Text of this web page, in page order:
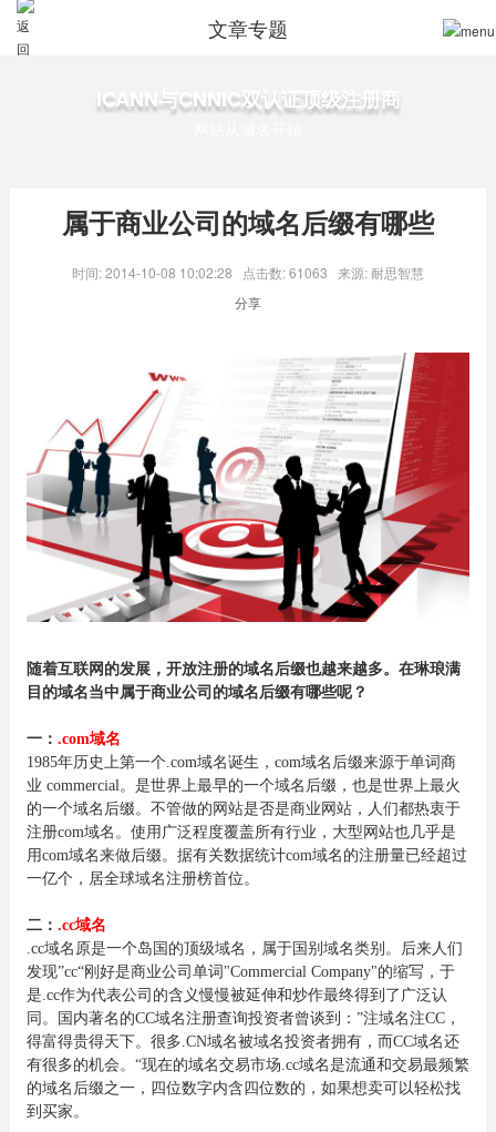
文章专题
ICANN与CNNIC双认证顶级注册商
属于商业公司的域名后缀有哪些
时间: 2014-10-08 10:02:28 点击数: 61063 来源: 耐思智慧
分享
随着互联网的发展，开放注册的域名后缀也越来越多。在琳琅满
目的域名当中属于商业公司的域名后缀有哪些呢？
一： .com域名
1985年历史上第一个.com域名诞生，com域名后缀来源于单词商
业 commercial。是世界上最早的一个域名后缀，也是世界上最火
的一个域名后缀。不管做的网站是否是商业网站，人们都热衷于
注册com域名。使用广泛程度覆盖所有行业，大型网站也几乎是
用com域名来做后缀。据有关数据统计com域名的注册量已经超过
一亿个，居全球域名注册榜首位。
二： .cc域名
.cc域名原是一个岛国的顶级域名，属于国别域名类别。后来人们
发现”cc“刚好是商业公司单词"Commercial Company"的缩写，于
是.cc作为代表公司的含义慢慢被延伸和炒作最终得到了广泛认
同。国内著名的CC域名注册查询投资者曾谈到：”注域名注CC，
得富得贵得天下。很多.CN域名被域名投资者拥有，而CC域名还
有很多的机会。“现在的域名交易市场.cc域名是流通和交易最频繁
的域名后缀之一，四位数字内含四位数的，如果想卖可以轻松找
到买家。